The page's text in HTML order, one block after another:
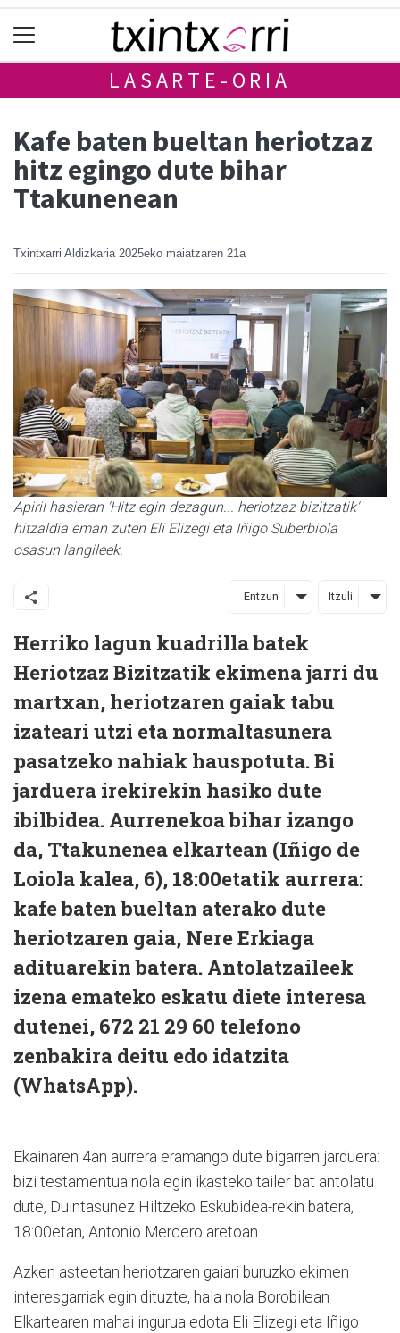
LASARTE-ORIA
Kafe baten bueltan heriotzaz
hitz egingo dute bihar
Ttakunenean
Txintxarri Aldizkaria 2025eko maiatzaren 21a
Apiril hasieran 'Hitz egin dezagun... heriotzaz bizitzatik'
hitzaldia eman zuten Eli Elizegi eta Iñigo Suberbiola
osasun langileek.
Entzun Itzuli
Herriko lagun kuadrilla batek
Heriotzaz Bizitzatik ekimena jarri du
martxan, heriotzaren gaiak tabu
izateari utzi eta normaltasunera
pasatzeko nahiak hauspotuta. Bi
jarduera irekirekin hasiko dute
ibilbidea. Aurrenekoa bihar izango
da, Ttakunenea elkartean (Iñigo de
Loiola kalea, 6), 18:00etatik aurrera:
kafe baten bueltan aterako dute
heriotzaren gaia, Nere Erkiaga
adituarekin batera. Antolatzaileek
izena emateko eskatu diete interesa
dutenei, 672 21 29 60 telefono
zenbakira deitu edo idatzita
(WhatsApp).
Ekainaren 4an aurrera eramango dute bigarren jarduera:
bizi testamentua nola egin ikasteko tailer bat antolatu
dute, Duintasunez Hiltzeko Eskubidea-rekin batera,
18:00etan, Antonio Mercero aretoan.
Azken asteetan heriotzaren gaiari buruzko ekimen
interesgarriak egin dituzte, hala nola Borobilean
Elkartearen mahai ingurua edota Eli Elizegi eta Iñigo